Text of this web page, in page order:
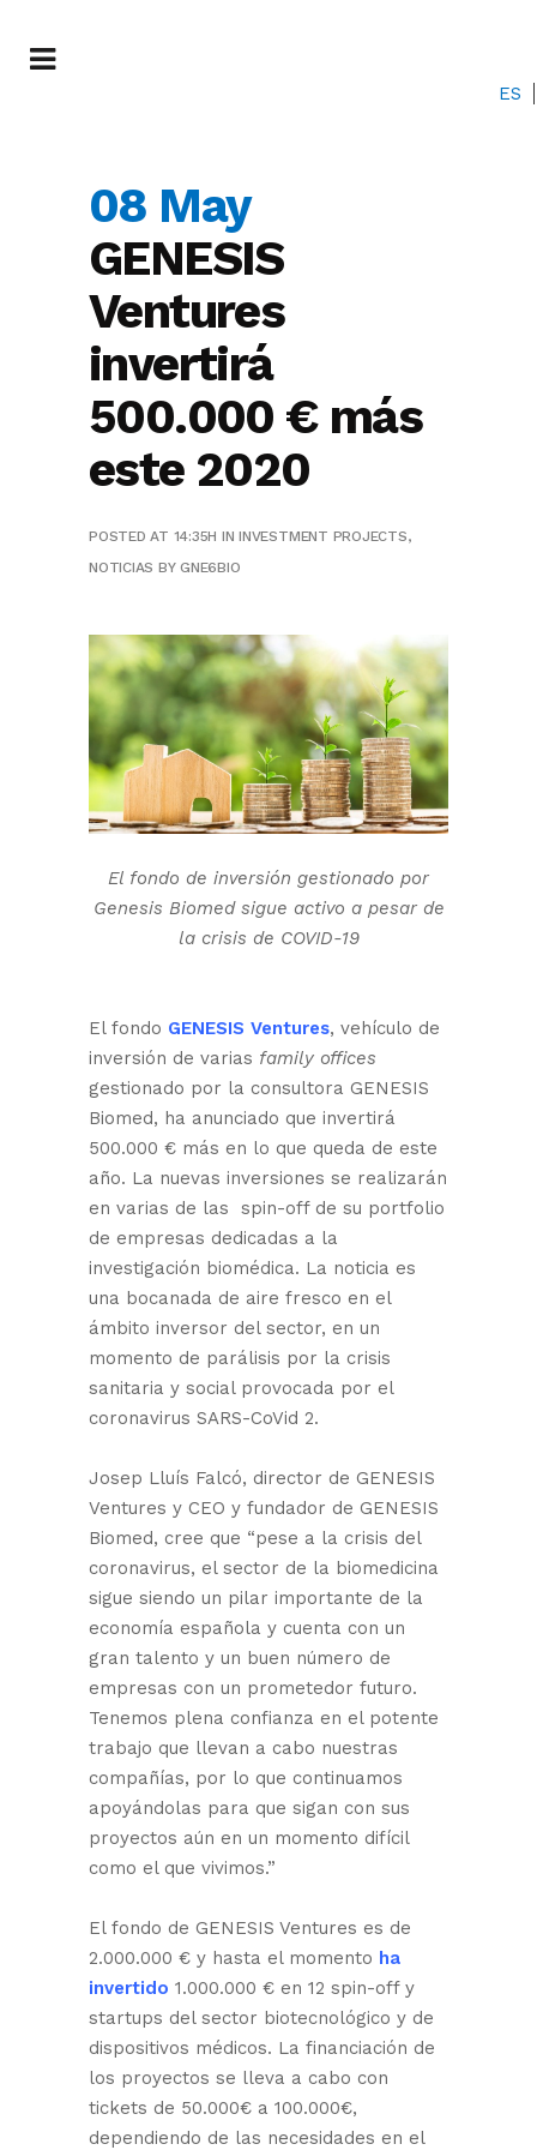
ES
08 May
GENESIS
Ventures
invertirá
500.000 € más
este 2020
POSTED AT 14:35H ININVESTMENT PROJECTS,
NOTICIAS BYGNE6BIO
El fondo de inversión gestionado por
Genesis Biomed sigue activo a pesar de
la crisis de COVID-19
El fondo GENESIS Ventures, vehículo de
inversión de varias family offices
gestionado por la consultora GENESIS
Biomed, ha anunciado que invertirá
500.000 € más en lo que queda de este
año. La nuevas inversiones se realizarán
en varias de las spin-off de su portfolio
de empresas dedicadas a la
investigación biomédica. La noticia es
una bocanada de aire fresco en el
ámbito inversor del sector, en un
momento de parálisis por la crisis
sanitaria y social provocada por el
coronavirus SARS-CoVid 2.
Josep Lluís Falcó, director de GENESIS
Ventures y CEO y fundador de GENESIS
Biomed, cree que “pese a la crisis del
coronavirus, el sector de la biomedicina
sigue siendo un pilar importante de la
economía española y cuenta con un
gran talento y un buen número de
empresas con un prometedor futuro.
Tenemos plena confianza en el potente
trabajo que llevan a cabo nuestras
compañías, por lo que continuamos
apoyándolas para que sigan con sus
proyectos aún en un momento difícil
como el que vivimos.”
El fondo de GENESIS Ventures es de
2.000.000 € y hasta el momento ha
invertido 1.000.000 € en 12 spin-off y
startups del sector biotecnológico y de
dispositivos médicos. La financiación de
los proyectos se lleva a cabo con
tickets de 50.000€ a 100.000€,
dependiendo de las necesidades en el